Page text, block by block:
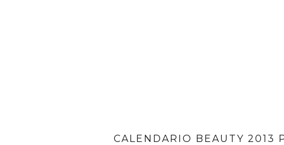
CALENDARIO BEAUTY 2013